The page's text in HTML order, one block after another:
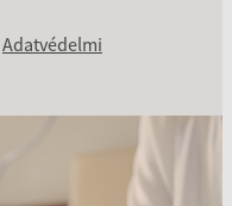
Adatvédelmi